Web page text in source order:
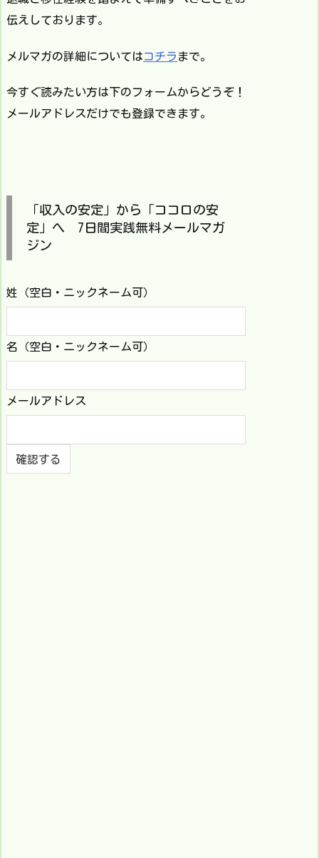
伝えしております。
メルマガの詳細についてはコチラ まで。
今すぐ読みたい方は下のフォームからどうぞ！
メールアドレスだけでも登録できます。
「収入の安定」から「ココロの安
定」へ 7日間実践無料メールマガ
ジン
姓（空白・ニックネーム可）
名（空白・ニックネーム可）
メールアドレス